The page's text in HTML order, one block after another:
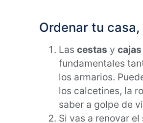
Ordenar tu
Las cestas y cajas
fundamentales
los armarios.
los calcetines, la
saber a golpe de
Si vas a renovar el